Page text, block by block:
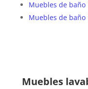
Muebles de baño
Muebles de baño
Muebles